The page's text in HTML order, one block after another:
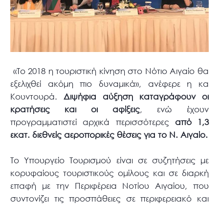
«Το 2018 η τουριστική κίνηση στο Νότιο Αιγαίο θα
εξελιχθεί ακόμη πιο δυναμικά», ανέφερε η κα
Κουντουρά. Διψήφια αύξηση καταγράφουν οι
κρατήσεις και οι αφίξεις, ενώ έχουν
προγραμματιστεί αρχικά περισσότερες από 1,3
εκατ. διεθνείς αεροπορικές θέσεις για το Ν. Αιγαίο.
Το Υπουργείο Τουρισμού είναι σε συζητήσεις με
κορυφαίους τουριστικούς ομίλους και σε διαρκή
επαφή με την Περιφέρεια Νοτίου Αιγαίου, που
συντονίζει τις προσπάθειες σε περιφερειακό και